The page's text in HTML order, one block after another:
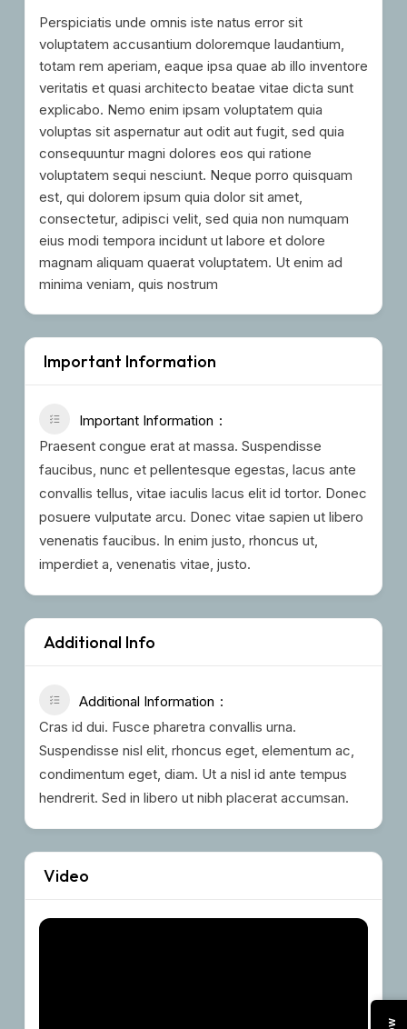
Perspiciatis unde omnis iste natus error sit
voluptatem accusantium doloremque laudantium,
totam rem aperiam, eaque ipsa quae ab illo inventore
veritatis et quasi architecto beatae vitae dicta sunt
explicabo. Nemo enim ipsam voluptatem quia
voluptas sit aspernatur aut odit aut fugit, sed quia
consequuntur magni dolores eos qui ratione
voluptatem sequi nesciunt. Neque porro quisquam
est, qui dolorem ipsum quia dolor sit amet,
consectetur, adipisci velit, sed quia non numquam
eius modi tempora incidunt ut labore et dolore
magnam aliquam quaerat voluptatem. Ut enim ad
minima veniam, quis nostrum
Important Information
Important Information
Praesent congue erat at massa. Suspendisse
faucibus, nunc et pellentesque egestas, lacus ante
convallis tellus, vitae iaculis lacus elit id tortor. Donec
posuere vulputate arcu. Donec vitae sapien ut libero
venenatis faucibus. In enim justo, rhoncus ut,
imperdiet a, venenatis vitae, justo.
Additional Info
Additional Information
Cras id dui. Fusce pharetra convallis urna.
Suspendisse nisl elit, rhoncus eget, elementum ac,
condimentum eget, diam. Ut a nisl id ante tempus
hendrerit. Sed in libero ut nibh placerat accumsan.
Video